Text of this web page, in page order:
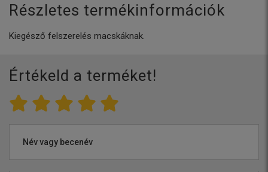
Részletes termékinformációk
Kiegésző felszerelés macskáknak.
Értékeld a terméket!
Név vagy becenév